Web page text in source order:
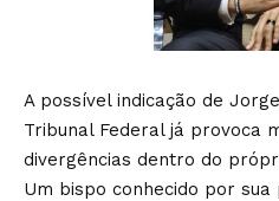
A possível indicação de
Tribunal Federal já provoca
divergências dentro do
Um bispo conhecido por